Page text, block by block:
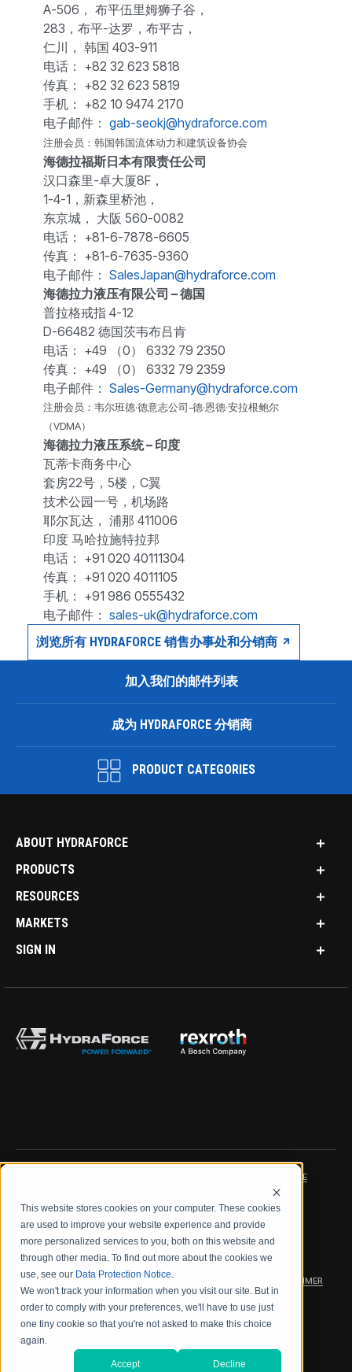
This website stores cookies on your computer. These cookies
are used to improve your website experience and provide
more personalized services to you, both on this website and
through other media. To find out more about the cookies we
use, see our Data Protection Notice.
We won't track your information when you visit our site. But in
order to comply with your preferences, we'll have to use just
one tiny cookie so that you're not asked to make this choice
again.
Accept Decline
A-506， 布平伍里姆狮子谷，
283，布平-达罗，布平古，
仁川， 韩国 403-911
电话： +82 32 623 5818
传真： +82 32 623 5819
手机： +82 10 9474 2170
电子邮件： gab-seokj@hydraforce.com
注册会员：韩国韩国流体动力和建筑设备协会
海德拉福斯日本有限责任公司
汉口森里-卓大厦8F，
1-4-1，新森里桥池，
东京城， 大阪 560-0082
电话： +81-6-7878-6605
传真： +81-6-7635-9360
电子邮件： SalesJapan@hydraforce.com
海德拉力液压有限公司 – 德国
普拉格戒指 4-12
D-66482 德国茨韦布吕肯
电话： +49 （0） 6332 79 2350
传真： +49 （0） 6332 79 2359
电子邮件： Sales-Germany@hydraforce.com
注册会员：韦尔班德·德意志公司-德·恩德·安拉根鲍尔
（VDMA）
海德拉力液压系统 – 印度
瓦蒂卡商务中心
套房22号，5楼，C翼
技术公园一号，机场路
耶尔瓦达， 浦那 411006
印度 马哈拉施特拉邦
电话： +91 020 40111304
传真： +91 020 4011105
手机： +91 986 0555432
电子邮件： sales-uk@hydraforce.com
浏览所有 HYDRAFORCE 销售办事处和分销商
加入我们的邮件列表
成为 HYDRAFORCE 分销商
PRODUCT CATEGORIES
ABOUT HYDRAFORCE
PRODUCTS
RESOURCES
MARKETS
SIGN IN
DATA PROTECTION NOTICE
LEGAL NOTICE TERMS & CONDITIONS
QUALITY CERTIFICATIONS CODE OF CONDUCT
PRODUCT SECURITY WARRANTY/PRODUCT DISCLAIMER
WEB ACCESSIBILITY
2026 海德拉福斯公司